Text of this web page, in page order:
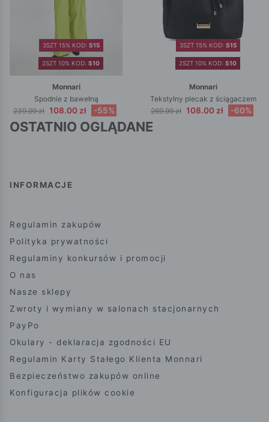
2SZT 10% KOD: S10
3SZT 15% KOD: S15
Monnari
Spodnie z bawełną
239.99 zł 108.00 zł -55%
2SZT 10% KOD: S10
3SZT 15% KOD: S15
Monnari
Tekstylny plecak z ściągaczem
269.99 zł 108.00 zł -60%
OSTATNIO OGLĄDANE
INFORMACJE
Regulamin zakupów
Polityka prywatności
Regulaminy konkursów i promocji
O nas
Nasze sklepy
Zwroty i wymiany w salonach stacjonarnych
PayPo
Okulary - deklaracja zgodności EU
Regulamin Karty Stałego Klienta Monnari
Bezpieczeństwo zakupów online
Konfiguracja plików cookie